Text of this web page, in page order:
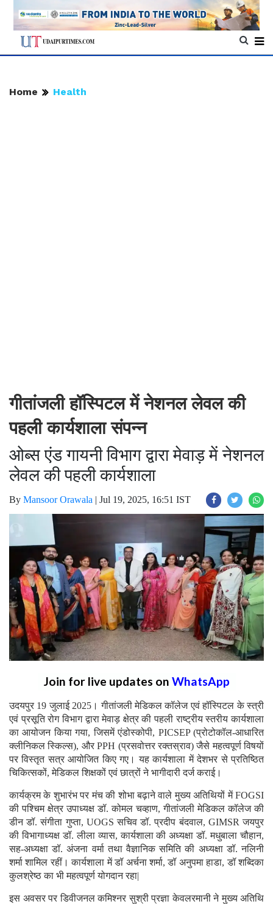
Home Health
गीतांजली हॉस्पिटल में नेशनल लेवल की
पहली कार्यशाला संपन्न
ओब्स एंड गायनी विभाग द्वारा मेवाड़ में नेशनल
लेवल की पहली कार्यशाला
By Mansoor Orawala | Jul 19, 2025, 16:51 IST
Join for live updates on WhatsApp
उदयपुर 19 जुलाई 2025। गीतांजली मेडिकल कॉलेज एवं हॉस्पिटल के स्त्री
एवं प्रसूति रोग विभाग द्वारा मेवाड़ क्षेत्र की पहली राष्ट्रीय स्तरीय कार्यशाला
का आयोजन किया गया, जिसमें एंडोस्कोपी, PICSEP (प्रोटोकॉल-आधारित
क्लीनिकल स्किल्स), और PPH (प्रसवोत्तर रक्तस्राव) जैसे महत्वपूर्ण विषयों
पर विस्तृत सत्र आयोजित किए गए। यह कार्यशाला में देशभर से प्रतिष्ठित
चिकित्सकों, मेडिकल शिक्षकों एवं छात्रों ने भागीदारी दर्ज कराई।
कार्यक्रम के शुभारंभ पर मंच की शोभा बढ़ाने वाले मुख्य अतिथियों में FOGSI
की पश्चिम क्षेत्र उपाध्यक्ष डॉ. कोमल चव्हाण, गीतांजली मेडिकल कॉलेज की
डीन डॉ. संगीता गुप्ता, UOGS सचिव डॉ. प्रदीप बंदवाल, GIMSR जयपुर
की विभागाध्यक्ष डॉ. लीला व्यास, कार्यशाला की अध्यक्षा डॉ. मधुबाला चौहान,
सह-अध्यक्षा डॉ. अंजना वर्मा तथा वैज्ञानिक समिति की अध्यक्षा डॉ. नलिनी
शर्मा शामिल रहीं। कार्यशाला में डॉ अर्चना शर्मा, डॉ अनुपमा हाडा, डॉ शब्दिका
कुलश्रेष्ठ का भी महत्वपूर्ण योगदान रहा|
इस अवसर पर डिवीजनल कमिश्नर सुश्री प्रज्ञा केवलरमानी ने मुख्य अतिथि